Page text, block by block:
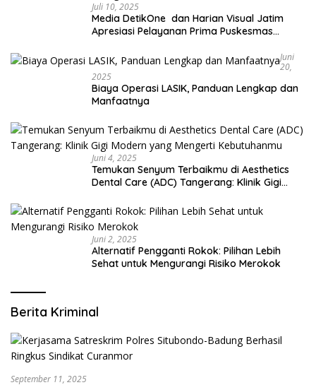
Juli 10, 2025
Media DetikOne dan Harian Visual Jatim
Apresiasi Pelayanan Prima Puskesmas
Juni
20,
2025
Biaya Operasi LASIK, Panduan Lengkap dan
Manfaatnya
Juni 4, 2025
Temukan Senyum Terbaikmu di Aesthetics
Dental Care (ADC) Tangerang: Klinik Gigi
Juni 2, 2025
Alternatif Pengganti Rokok: Pilihan Lebih
Sehat untuk Mengurangi Risiko Merokok
Berita Kriminal
September 11, 2025